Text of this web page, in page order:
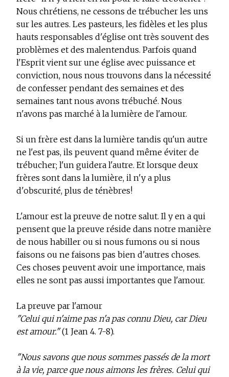
Nous chrétiens, ne cessons de trébucher les uns
sur les autres. Les pasteurs, les fidèles et les plus
hauts responsables d'église ont très souvent des
problèmes et des malentendus. Parfois quand
l'Esprit vient sur une église avec puissance et
conviction, nous nous trouvons dans la nécessité
de confesser pendant des semaines et des
semaines tant nous avons trébuché. Nous
n'avons pas marché à la lumière de l'amour.
Si un frère est dans la lumière tandis qu'un autre
ne l'est pas, ils peuvent quand même éviter de
trébucher; l'un guidera l'autre. Et lorsque deux
frères sont dans la lumière, il n'y a plus
d'obscurité, plus de ténèbres!
L'amour est la preuve de notre salut. Il y en a qui
pensent que la preuve réside dans notre manière
de nous habiller ou si nous fumons ou si nous
faisons ou ne faisons pas bien d'autres choses.
Ces choses peuvent avoir une importance, mais
elles ne sont pas aussi importantes que l'amour.
La preuve par l'amour
"Celui qui n'aime pas n'a pas connu Dieu, car Dieu
est amour."(1 Jean 4. 7-8).
"Nous savons que nous sommes passés de la mort
à la vie, parce que nous aimons les frères. Celui qui